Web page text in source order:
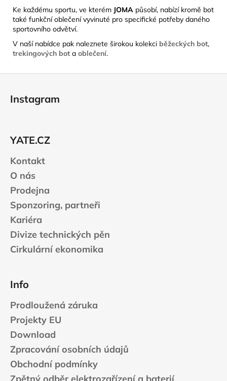
Ke každému sportu, ve kterém JOMA působí, nabízí kromě bot
také funkční oblečení vyvinuté pro specifické potřeby daného
sportovního odvětví.
V naší nabídce pak naleznete širokou kolekci běžeckých bot,
trekingových bot a oblečení.
Instagram
YATE.CZ
Kontakt
O nás
Prodejna
Sponzoring, partneři
Kariéra
Divize technických pěn
Cirkulární ekonomika
Info
Prodloužená záruka
Projekty EU
Download
Zpracování osobních údajů
Obchodní podmínky
Zpětný odběr elektrozařízení a baterií